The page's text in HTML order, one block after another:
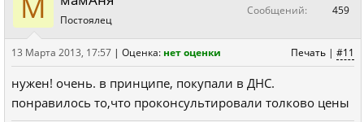
Постоялец
Сообщений:
459
Печать | #11
13 Марта 2013, 17:57 | Оценка: нет оценки
нужен! очень. в принципе, покупали в ДНС.
понравилось то,что проконсультировали толково цены